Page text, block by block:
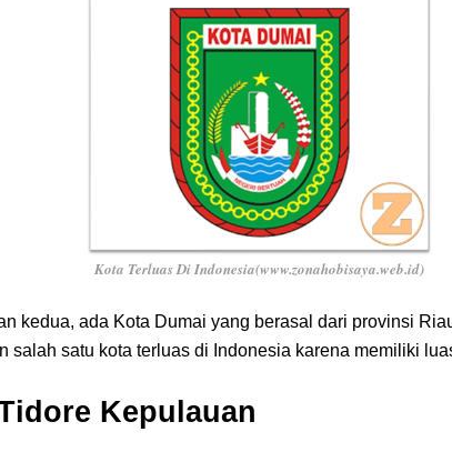
Kota Terluas Di Indonesia(www.zonahobisaya.web.id)
kedua, ada Kota Dumai yang berasal dari provinsi
salah satu kota terluas di Indonesia karena memiliki
Kepulauan